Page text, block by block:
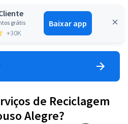
grátis
+30K
Baixar app
Entrar
de Reciclagem
Alegre?